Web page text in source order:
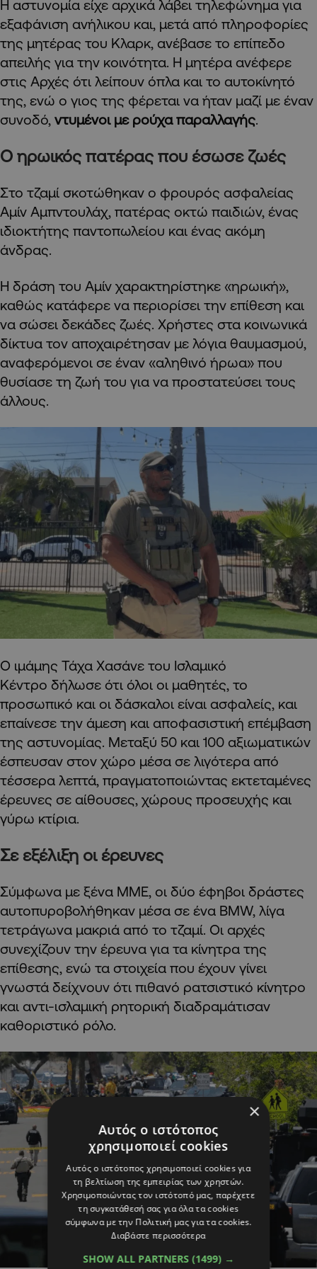
Η αστυνομία είχε αρχικά λάβει τηλεφώνημα για
εξαφάνιση ανήλικου και, μετά από πληροφορίες
της μητέρας του Κλαρκ, ανέβασε το επίπεδο
απειλής για την κοινότητα. Η μητέρα ανέφερε
στις Αρχές ότι λείπουν όπλα και το αυτοκίνητό
της, ενώ ο γιος της φέρεται να ήταν μαζί με έναν
συνοδό, ντυμένοι με ρούχα παραλλαγής.
Ο ηρωικός πατέρας που έσωσε ζωές
Στο τζαμί σκοτώθηκαν ο φρουρός ασφαλείας
Αμίν Αμπντουλάχ, πατέρας οκτώ παιδιών, ένας
ιδιοκτήτης παντοπωλείου και ένας ακόμη
άνδρας.
Η δράση του Αμίν χαρακτηρίστηκε «ηρωική»,
καθώς κατάφερε να περιορίσει την επίθεση και
να σώσει δεκάδες ζωές. Χρήστες στα κοινωνικά
δίκτυα τον αποχαιρέτησαν με λόγια θαυμασμού,
αναφερόμενοι σε έναν «αληθινό ήρωα» που
θυσίασε τη ζωή του για να προστατεύσει τους
άλλους.
Ο ιμάμης Τάχα Χασάνε του Ισλαμικό
Κέντρο δήλωσε ότι όλοι οι μαθητές, το
προσωπικό και οι δάσκαλοι είναι ασφαλείς, και
επαίνεσε την άμεση και αποφασιστική επέμβαση
της αστυνομίας. Μεταξύ 50 και 100 αξιωματικών
έσπευσαν στον χώρο μέσα σε λιγότερα από
τέσσερα λεπτά, πραγματοποιώντας εκτεταμένες
έρευνες σε αίθουσες, χώρους προσευχής και
γύρω κτίρια.
Σε εξέλιξη οι έρευνες
Σύμφωνα με ξένα ΜΜΕ, οι δύο έφηβοι δράστες
αυτοπυροβολήθηκαν μέσα σε ένα BMW, λίγα
τετράγωνα μακριά από το τζαμί. Οι αρχές
συνεχίζουν την έρευνα για τα κίνητρα της
επίθεσης, ενώ τα στοιχεία που έχουν γίνει
γνωστά δείχνουν ότι πιθανό ρατσιστικό κίνητρο
και αντι-ισλαμική ρητορική διαδραμάτισαν
καθοριστικό ρόλο.
×
Αυτός ο ιστότοπος
χρησιμοποιεί cookies
Αυτός ο ιστότοπος χρησιμοποιεί cookies για
τη βελτίωση της εμπειρίας των χρηστών.
Χρησιμοποιώντας τον ιστότοπό μας, παρέχετε
τη συγκατάθεσή σας για όλα τα cookies
σύμφωνα με την Πολιτική μας για τα cookies.
Διαβάστε περισσότερα
SHOW ALL PARTNERS (1499) →